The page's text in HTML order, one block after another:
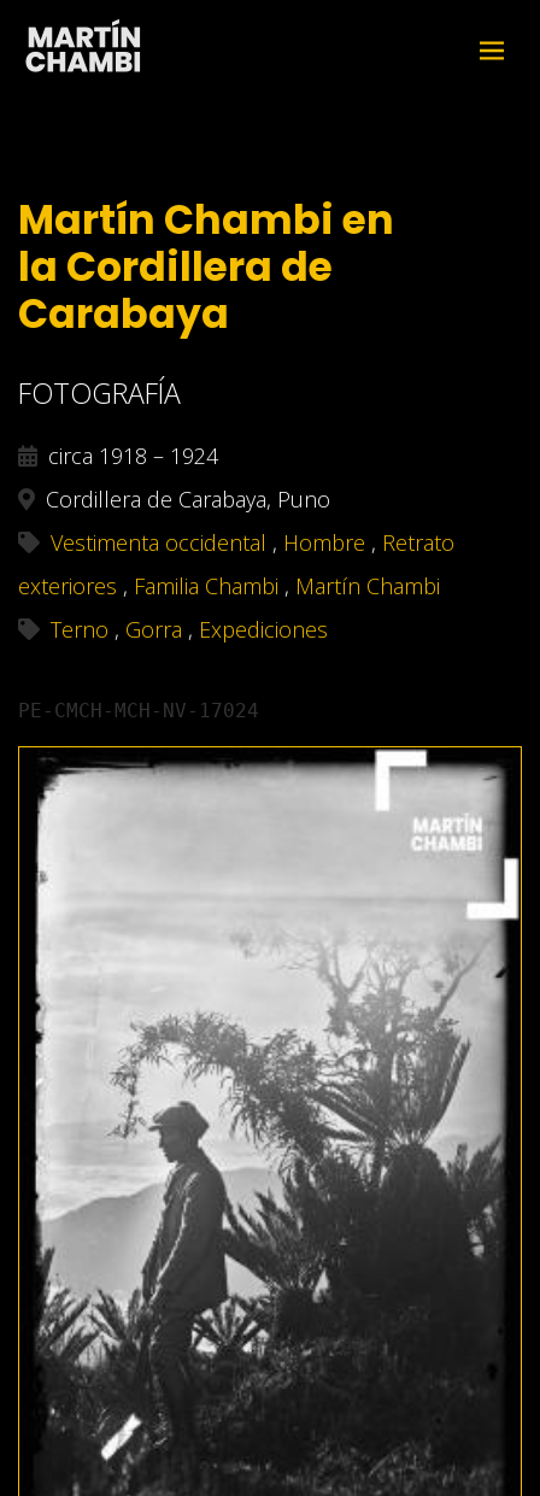
Martín Chambi en
la Cordillera de
Carabaya
FOTOGRAFÍA
circa 1918 – 1924
Cordillera de Carabaya, Puno
Vestimenta occidental , Hombre , Retrato
exteriores , Familia Chambi , Martín Chambi
Terno , Gorra , Expediciones
PE-CMCH-MCH-NV-17024